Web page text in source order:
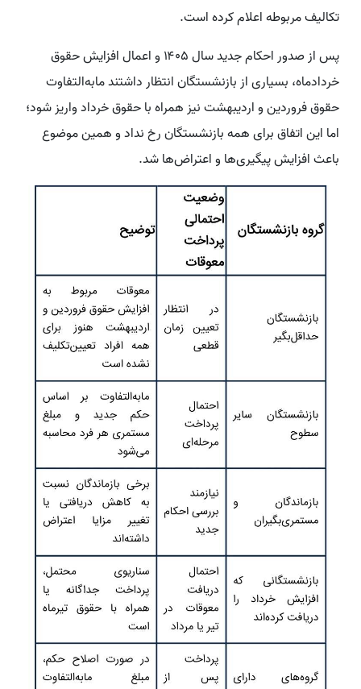
تکالیف مربوطه اعلام کرده است.
پس از صدور احکام جدید سال ۱۴۰۵ و اعمال افزایش حقوق
خردادماه، بسیاری از بازنشستگان انتظار داشتند مابه‌التفاوت
حقوق فروردین و اردیبهشت نیز همراه با حقوق خرداد واریز شود؛
اما این اتفاق برای همه بازنشستگان رخ نداد و همین موضوع
باعث افزایش پیگیری‌ها و اعتراض‌ها شد.